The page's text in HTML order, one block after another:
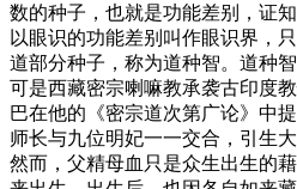
数的种子，也就是功能差别，证
以眼识的功能差别叫作眼识界，
道部分种子，称为道种智。道种
可是西藏密宗喇嘛教承袭古印度
巴在他的《密宗道次第广论》中提
师长与九位明妃一一交合，引生
然而，父精母血只是众生出生的